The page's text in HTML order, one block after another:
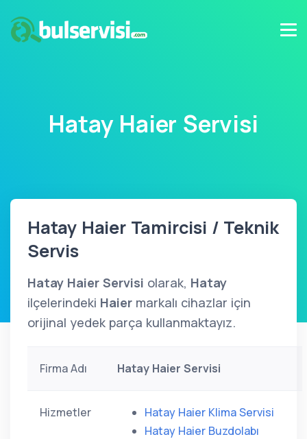
Hatay Haier Servisi
Hatay Haier Tamircisi / Teknik
Servis
Hatay Haier Servisi olarak, Hatay
ilçelerindeki Haier markalı cihazlar için
orijinal yedek parça kullanmaktayız.
Firma Adı Hatay Haier Servisi
Hizmetler
Hatay Haier Klima Servisi
Hatay Haier Buzdolabı